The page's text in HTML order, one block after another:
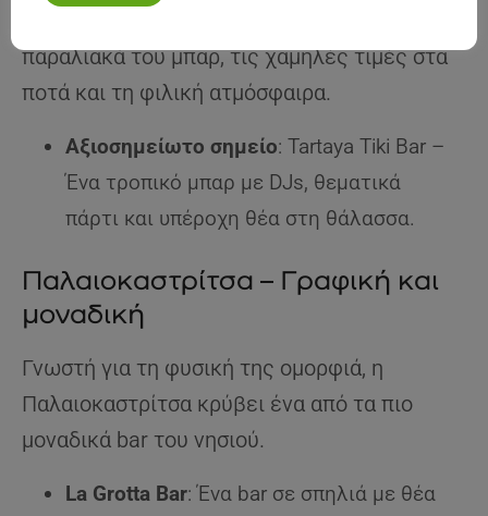
παραλιακά του μπαρ, τις χαμηλές τιμές στα
ποτά και τη φιλική ατμόσφαιρα.
Αξιοσημείωτο σημείο: Tartaya Tiki Bar –
Ένα τροπικό μπαρ με DJs, θεματικά
πάρτι και υπέροχη θέα στη θάλασσα.
Παλαιοκαστρίτσα – Γραφική και
μοναδική
Γνωστή για τη φυσική της ομορφιά, η
Παλαιοκαστρίτσα κρύβει ένα από τα πιο
μοναδικά bar του νησιού.
La Grotta Bar: Ένα bar σε σπηλιά με θέα